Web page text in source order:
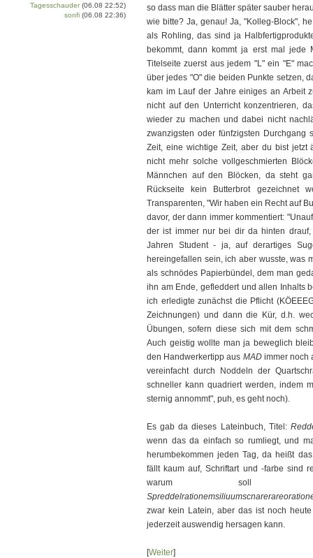
so dass man die Blätter später sauber
wie bitte? Ja, genau! Ja, "Kolleg-Block",
als Rohling, das sind ja
bekommt, dann kommt ja erst mal
Titelseite zuerst aus jedem "L" ein "E"
über jedes "O" die beiden Punkte setzen,
kam im Lauf der Jahre einiges an Arbeit
nicht auf den Unterricht konzentrieren,
wieder zu machen und dabei nicht
zwanzigsten oder fünfzigsten Durchgang
Zeit, eine wichtige Zeit, aber du bist
nicht mehr solche vollgeschmierten
Männchen auf den Blöcken, da steht
Rückseite kein Butterbrot gezeichnet
Transparenten, "Wir haben ein Recht auf
davor, der dann immer kommentiert:
der ist immer nur bei dir da hinten
Jahren Student - ja, auf derartiges
hereingefallen sein, ich aber wusste, was
als schnödes Papierbündel, dem man
ihn am Ende, gefleddert und allen Inhalts
ich erledigte zunächst die Pflicht
Zeichnungen) und dann die Kür, d.h.
Übungen, sofern diese sich mit dem
Auch geistig wollte man ja beweglich
den Handwerkertipp aus MADimmer noch
vereinfacht durch Noddeln der
schneller kann quadriert werden, indem
sternig annommt", puh, es geht noch).
Es gab da dieses Lateinbuch, Titel:
wenn das da einfach so rumliegt, und
herumbekommen jeden Tag, da heißt
fällt kaum auf, Schriftart und -farbe sind
warum soll
zwar kein Latein, aber das ist noch
jederzeit auswendig hersagen kann.
[Weiter]
Tagesschauder (06.08 22:52)
sonfi (06.08 22:36)